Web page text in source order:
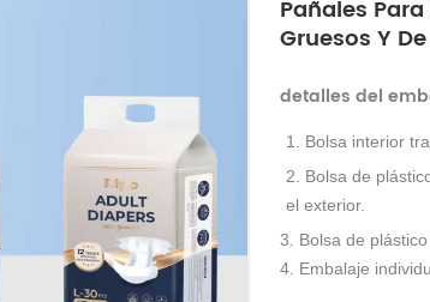
Pañales
Gruesos Y
detalles del
1. Bolsa interior
2. Bolsa de
el exterior.
3. Bolsa de
4. Embalaje